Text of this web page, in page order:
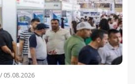
05.08.2026